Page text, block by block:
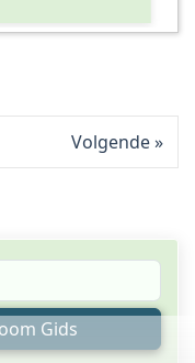
Volgende
Gids